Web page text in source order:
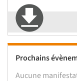
Prochains
Aucune